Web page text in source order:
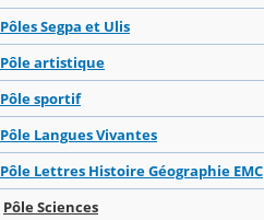
Pôles Segpa et Ulis
Pôle artistique
Pôle sportif
Pôle Langues Vivantes
Pôle Lettres Histoire Géographie EMC
Pôle Sciences